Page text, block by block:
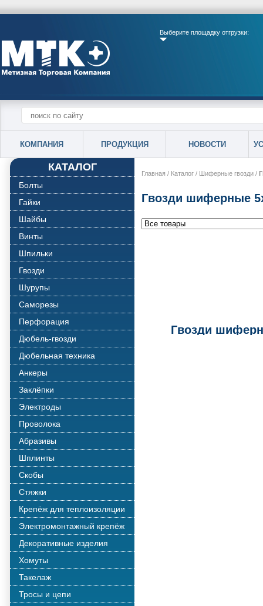
Выберите площадку отгрузки:
КОМПАНИЯ ПРОДУКЦИЯ НОВОСТИ
КАТАЛОГ
Болты
Гайки
Шайбы
Винты
Шпильки
Гвозди
Шурупы
Саморезы
Перфорация
Дюбель-гвозди
Дюбельная техника
Анкеры
Заклёпки
Электроды
Проволока
Абразивы
Шплинты
Скобы
Стяжки
Крепёж для теплоизоляции
Электромонтажный крепёж
Декоративные изделия
Хомуты
Такелаж
Тросы и цепи
Главная / Каталог / Шиферные гвозди /
Гвозди шиферные
Гвозди